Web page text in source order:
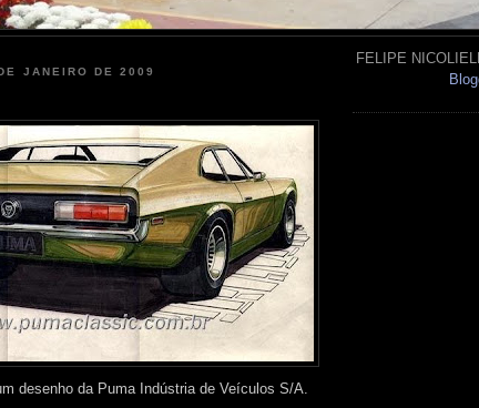
JANEIRO DE 2009
desenho da Puma Indústria de Veículos S/A.
FELIPE